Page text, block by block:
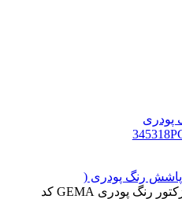
پاشش رنگ پودری (
انژکتور رنگ پودری GEMA کد